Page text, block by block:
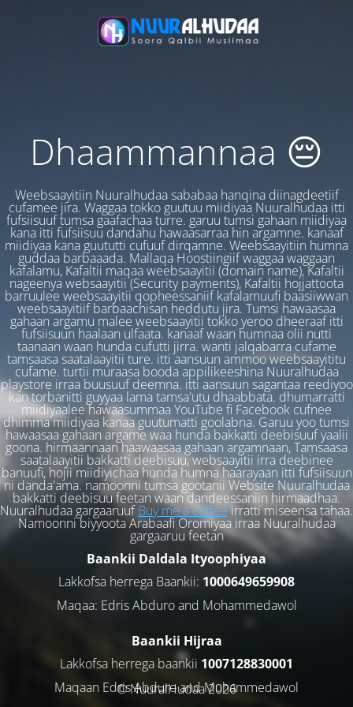
Dhaammannaa 😔
Weebsaayitiin Nuuralhudaa sababaa hanqina diinagdeetiif
cufamee jira. Waggaa tokko guutuu miidiyaa Nuuralhudaa itti
fufsiisuuf tumsa gaafachaa turre. garuu tumsi gahaan miidiyaa
kana itti fufsiisuu dandahu hawaasarraa hin argamne. kanaaf
miidiyaa kana guututti cufuuf dirqamne. Weebsaayitiin humna
guddaa barbaaada. Mallaqa Hoostiingiif waggaa waggaan
kafalamu, Kafaltii maqaa weebsaayitii (domain name), Kafaltii
nageenya websaayitii (Security payments), Kafaltii hojjattoota
barruulee weebsaayitii qopheessaniif kafalamuufi baasiiwwan
weebsaayitiif barbaachisan heddutu jira. Tumsi hawaasaa
gahaan argamu malee weebsaayitii tokko yeroo dheeraaf itti
fufsiisuun haalaan ulfaata. kanaaf waan humnaa olii nutti
taanaan waan hunda cufutti jirra. wanti jalqabarra cufame
tamsaasa saatalaayitii ture. itti aansuun ammoo weebsaayititu
cufame. turtii muraasa booda appilikeeshina Nuuralhudaa
playstore irraa buusuuf deemna. itti aansuun sagantaa reediyoo
kan torbanitti guyyaa lama tamsa'utu dhaabbata. dhumarratti
miidiyaalee hawaasummaa YouTube fi Facebook cufnee
dhimma miidiyaa kanaa guutumatti goolabna. Garuu yoo tumsi
hawaasaa gahaan argame waa hunda bakkatti deebisuuf yaalii
goona. hirmaannaan haawaasaa gahaan argamnaan, Tamsaasa
saatalaayitii bakkatti deebisuu, websaayitii irra deebinee
banuufi, hojii miidiyichaa hunda humna haarayaan itti fufsiisuun
ni danda'ama. namoonni tumsa gootanii Website Nuuralhudaa
bakkatti deebisuu feetan waan dandeessaniin hirmaadhaa.
Nuuralhudaa gargaaruufBuy me a coffeeirratti miseensa tahaa.
Namoonni biyyoota Arabaafi Oromiyaa irraa Nuuralhudaa
gargaaruu feetan
Baankii Daldala Ityoophiyaa
Lakkofsa herrega Baankii: 1000649659908
Maqaa: Edris Abduro and Mohammedawol
Baankii Hijraa
Lakkofsa herrega baankii 1007128830001
Maqaan Edris Abduro and Muhammedawol
© NuuralHudaa 2026